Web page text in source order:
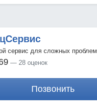
сервис для сложных проблем
28 оценок
Позвонить